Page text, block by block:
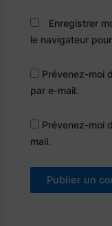
Enregistrer
le navigateur
Prévenez-moi
par e-mail.
Prévenez-moi
mail.